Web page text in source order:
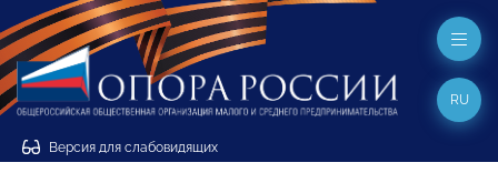
Версия для слабовидящих
RU